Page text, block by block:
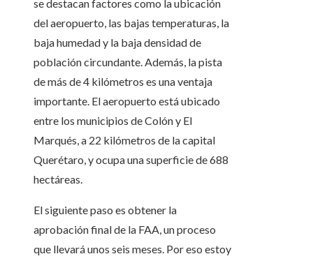
se destacan factores como la ubicación
del aeropuerto, las bajas temperaturas, la
baja humedad y la baja densidad de
población circundante. Además, la pista
de más de 4 kilómetros es una ventaja
importante. El aeropuerto está ubicado
entre los municipios de Colón y El
Marqués, a 22 kilómetros de la capital
Querétaro, y ocupa una superficie de 688
hectáreas.
El siguiente paso es obtener la
aprobación final de la FAA, un proceso
que llevará unos seis meses. Por eso estoy